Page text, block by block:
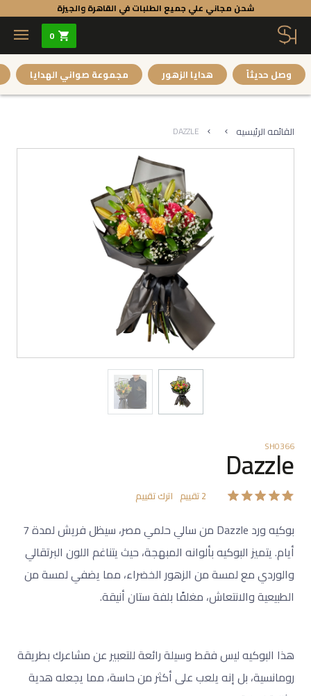
شحن مجاني علي جميع الطلبات في القاهرة والجيزة
0
وصل حديثاً هدايا الزهور مجموعة صواني الهدايا
القائمه الرئيسيه DAZZLE
SH0366
Dazzle
2تقييم اترك تقييم
بوكيه ورد Dazzle من سالي حلمي مصر، سيظل فريش لمدة 7
أيام. يتميز البوكيه بألوانه المبهجة، حيث يتناغم اللون البرتقالي
والوردي مع لمسة من الزهور الخضراء، مما يضفي لمسة من
الطبيعية والانتعاش، مغلفًا بلفة ستان أنيقة.
هذا البوكيه ليس فقط وسيلة رائعة للتعبير عن مشاعرك بطريقة
رومانسية، بل إنه يلعب على أكثر من حاسة، مما يجعله هدية